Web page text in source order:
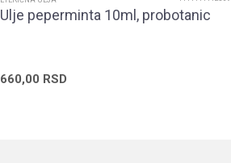
Ulje peperminta 10ml, probotanic
660,00 RSD